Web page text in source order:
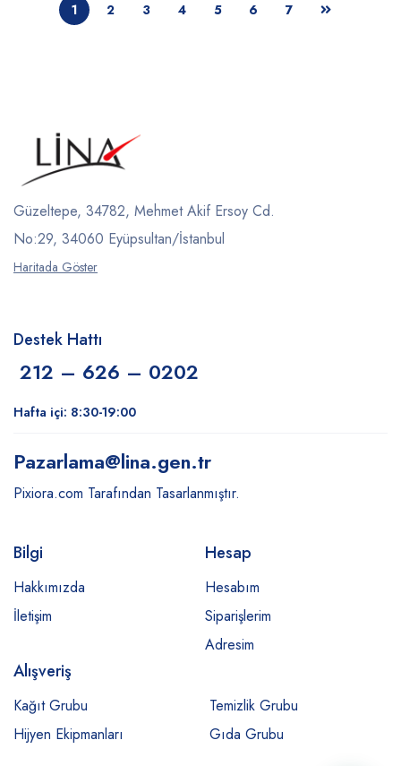
1 2 3 4 5 6 7
Güzeltepe, 34782, Mehmet Akif Ersoy Cd.
No:29, 34060 Eyüpsultan/İstanbul
Haritada Göster
Destek Hattı
212 – 626 – 0202
Hafta içi: 8:30-19:00
Pazarlama@lina.gen.tr
Pixiora.com Tarafından Tasarlanmıştır.
Bilgi
Hakkımızda
İletişim
Hesap
Hesabım
Siparişlerim
Adresim
Alışveriş
Kağıt Grubu
Temizlik Grubu
Hijyen Ekipmanları
Gıda Grubu